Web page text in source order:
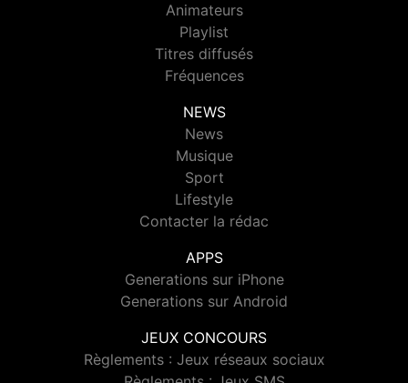
Animateurs
Playlist
Titres diffusés
Fréquences
NEWS
News
Musique
Sport
Lifestyle
Contacter la rédac
APPS
Generations sur iPhone
Generations sur Android
JEUX CONCOURS
Règlements : Jeux réseaux sociaux